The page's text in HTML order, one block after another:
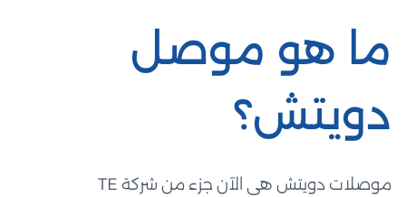
ما هو موصل
دويتش؟
موصلات دويتش هي الآن جزء من شركة TE